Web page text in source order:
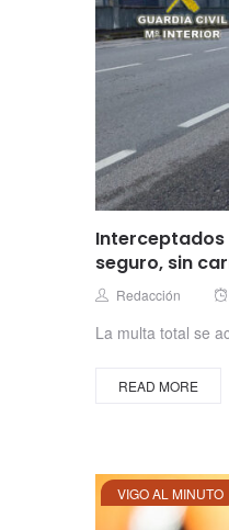
Interceptados
seguro, sin
Author
Redacción
La multa total se
READ MORE
VIGO AL MINUTO